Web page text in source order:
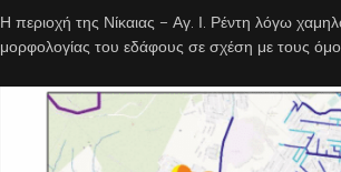
Η περιοχή της Νίκαιας – Αγ. Ι. Ρέντη λόγω
μορφολογίας του εδάφους σε σχέση με τους